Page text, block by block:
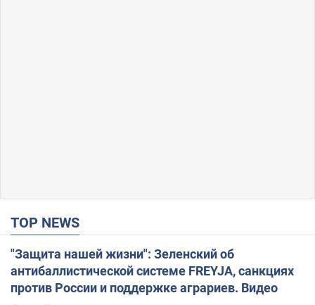
TOP NEWS
"Защита нашей жизни": Зеленский об
антибаллистической системе FREYJA, санкциях
против России и поддержке аграриев. Видео